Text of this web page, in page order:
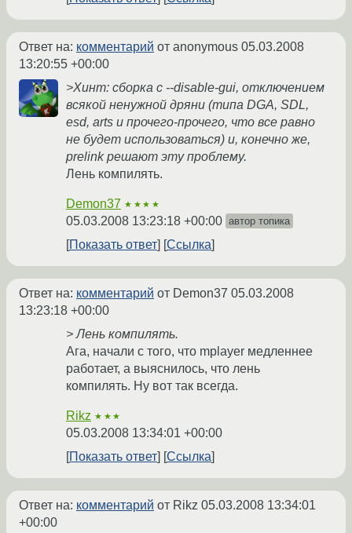
Ответ на: комментарий от anonymous 05.03.2008
13:20:55 +00:00
>Хинт: сборка с --disable-gui, отключением
всякой ненужной дряни (типа DGA, SDL,
esd, arts и прочего-прочего, что все равно
не будет использоваться) и, конечно же,
prelink решают эту проблему.
Лень компилять.
Demon37 ★★★★
05.03.2008 13:23:18 +00:00 автор топика
Показать ответ Ссылка
Ответ на: комментарий от Demon37 05.03.2008
13:23:18 +00:00
> Лень компилять.
Ага, начали с того, что mplayer медленнее
работает, а выяснилось, что лень
компилять. Ну вот так всегда.
Rikz ★★★
05.03.2008 13:34:01 +00:00
Показать ответ
Ссылка
Ответ на: комментарий от Rikz 05.03.2008 13:34:01
+00:00